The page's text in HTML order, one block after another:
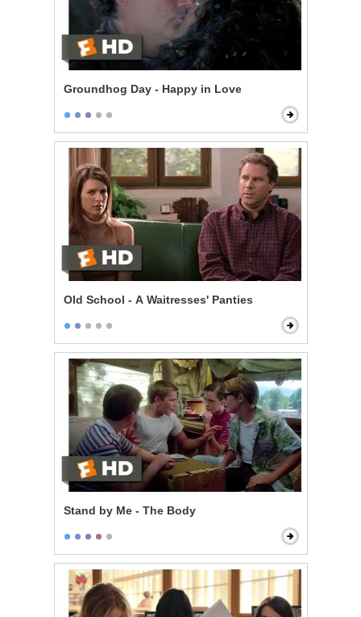
Groundhog Day - Happy in Love
Old School - A Waitresses' Panties
Stand by Me - The Body